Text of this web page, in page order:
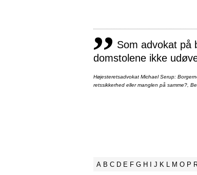
,, Som advokat på
domstolene ikke
Højesteretsadvokat Michael Serup:
retssikkerhed eller manglen på samme?,
A B C D E F G H J K L M O P